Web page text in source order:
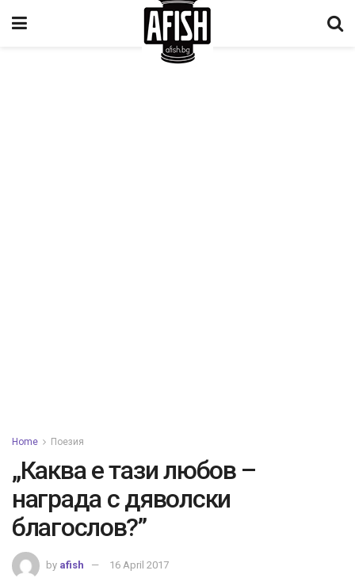
Home Поезия
„Каква е тази любов –
награда с дяволски
благослов?”
by afish 16 April 2017